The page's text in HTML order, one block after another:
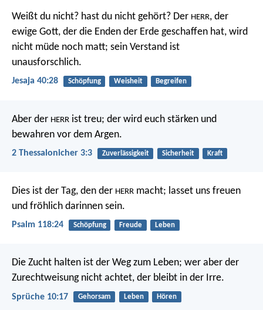
Weißt du nicht? hast du nicht gehört? Der HERR, der
ewige Gott, der die Enden der Erde geschaffen hat, wird
nicht müde noch matt; sein Verstand ist
unausforschlich.
Jesaja 40:28 Schöpfung Weisheit Begreifen
Aber der HERR ist treu; der wird euch stärken und
bewahren vor dem Argen.
2 Thessalonicher 3:3 Zuverlässigkeit Sicherheit Kraft
Dies ist der Tag, den der HERR macht; lasset uns freuen
und fröhlich darinnen sein.
Psalm 118:24 Schöpfung Freude Leben
Die Zucht halten ist der Weg zum Leben; wer aber der
Zurechtweisung nicht achtet, der bleibt in der Irre.
Sprüche 10:17 Gehorsam Leben Hören